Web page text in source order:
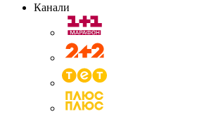
Канали